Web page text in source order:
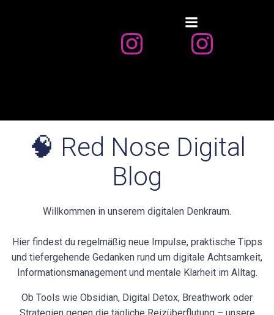
springen
🧠 Red Nose Digital
Blog
Willkommen in unserem digitalen Denkraum.
Hier findest du regelmäßig neue Impulse, praktische Tipps
und tiefergehende Gedanken rund um digitale Achtsamkeit,
Informationsmanagement und mentale Klarheit im Alltag.
Ob Tools wie Obsidian, Digital Detox, Breathwork oder